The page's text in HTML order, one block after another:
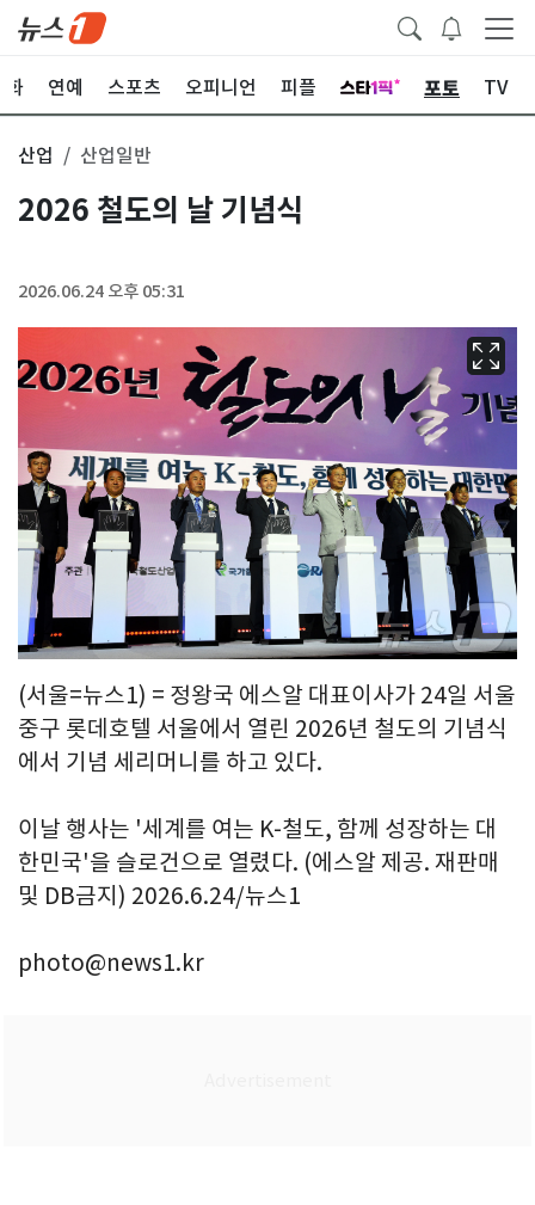
화 연예 스포츠 오피니언 피플 포토 TV
산업 산업일반
2026 철도의 날 기념식
2026.06.24 오후 05:31
(서울=뉴스1) = 정왕국 에스알 대표이사가 24일 서울
중구 롯데호텔 서울에서 열린 2026년 철도의 기념식
에서 기념 세리머니를 하고 있다.
이날 행사는 '세계를 여는 K-철도, 함께 성장하는 대
한민국'을 슬로건으로 열렸다. (에스알 제공. 재판매
및 DB금지) 2026.6.24/뉴스1
photo@news1.kr